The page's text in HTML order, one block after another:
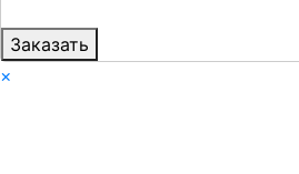
Заказать
×